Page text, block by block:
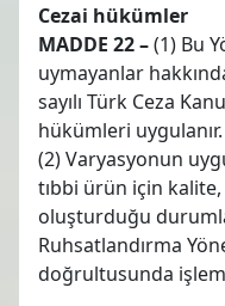
Cezai hükümler
MADDE 22 –(1) Bu
uymayanlar
sayılı Türk Ceza
hükümleri uygulanır.
(2) Varyasyonun
tıbbi ürün için
oluşturduğu
Ruhsatlandırma
doğrultusunda işlem